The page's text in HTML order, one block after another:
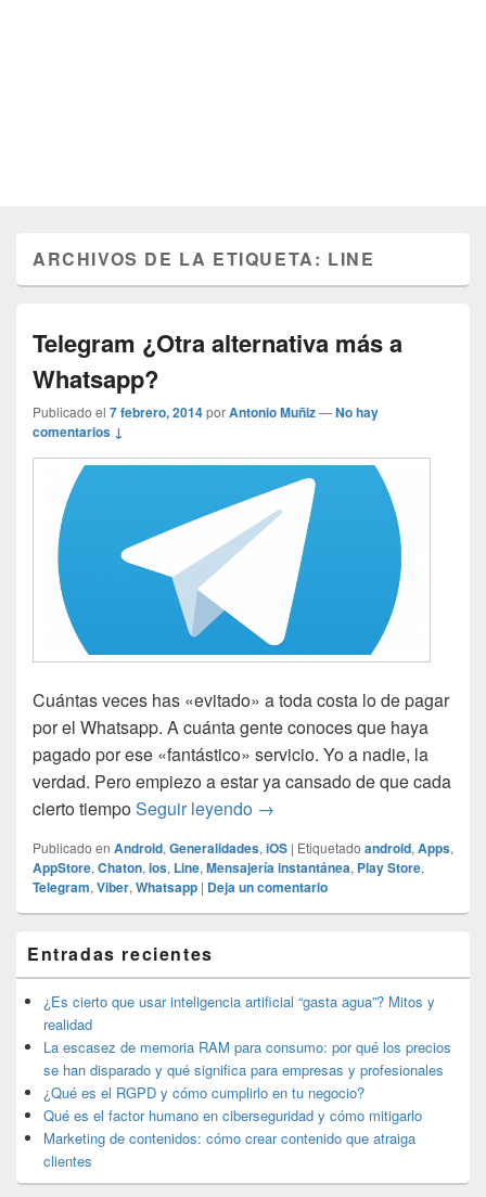
ARCHIVOS DE LA ETIQUETA: LINE
Telegram ¿Otra alternativa más a
Whatsapp?
Publicado el 7 febrero, 2014porAntonio Muñiz—No hay
comentarios ↓
Cuántas veces has «evitado» a toda costa lo de pagar
por el Whatsapp. A cuánta gente conoces que haya
pagado por ese «fantástico» servicio. Yo a nadie, la
verdad. Pero empiezo a estar ya cansado de que cada
cierto tiempoSeguir leyendo Telegram ¿Otra alternativa
→
Publicado en Android, Generalidades, iOS | Etiquetado android, Apps,
AppStore, Chaton, ios, Line, Mensajería instantánea, Play Store,
Telegram, Viber, Whatsapp | Deja un comentario
área
de
widget
barra
lateral
primaria
Entradas recientes
¿Es cierto que usar inteligencia artificial “gasta agua”? Mitos y
realidad
La escasez de memoria RAM para consumo: por qué los precios
se han disparado y qué significa para empresas y profesionales
¿Qué es el RGPD y cómo cumplirlo en tu negocio?
Qué es el factor humano en ciberseguridad y cómo mitigarlo
Marketing de contenidos: cómo crear contenido que atraiga
clientes